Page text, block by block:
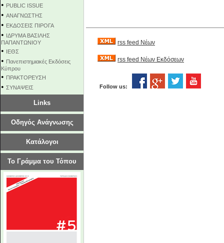
• PUBLIC ISSUE
• ΑΝΑΓΝΩΣΤΗΣ
• ΕΚΔΟΣΕΙΣ ΠΙΡΟΓΑ
• ΙΔΡΥΜΑ ΒΑΣΙΛΗΣ
ΠΑΠΑΝΤΩΝΙΟΥ
• ΙΕΘΣ
• Πανεπιστημιακές Εκδόσεις
Κύπρου
• ΠΡΑΚΤΟΡΕΥΣΗ
• ΣΥΝΑΨΕΙΣ
Links
Οδηγός Ανάγνωσης
Κατάλογοι
Το Γράμμα του Τόπου
rss feed Νέων
rss feed Νέων Εκδόσεων
Follow us: